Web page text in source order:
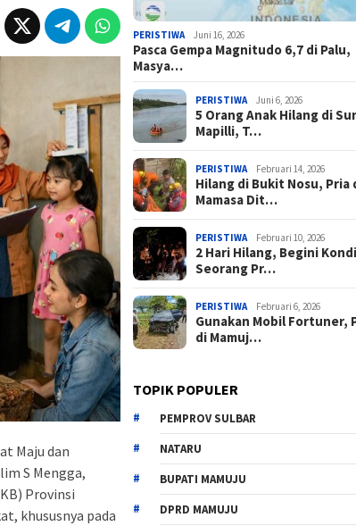
Maju dan
S Mengga,
Provinsi
khususnya pada
PERISTIWA Juni 16, 2026
Pasca Gempa Magnitudo 6,7 di Palu,
Masya…
PERISTIWA Juni 6, 2026
5 Orang Anak Hilang di
Mapilli, T…
PERISTIWA Februari 14, 2026
Hilang di Bukit Nosu, Pria
Mamasa Dit…
PERISTIWA Februari 10, 2026
2 Hari Hilang, Begini
Seorang Pr…
PERISTIWA Februari 6, 2026
Gunakan Mobil Fortuner,
di Mamuj…
TOPIK POPULER
PEMPROV SULBAR
NATARU
BUPATI MAMUJU
DPRD MAMUJU